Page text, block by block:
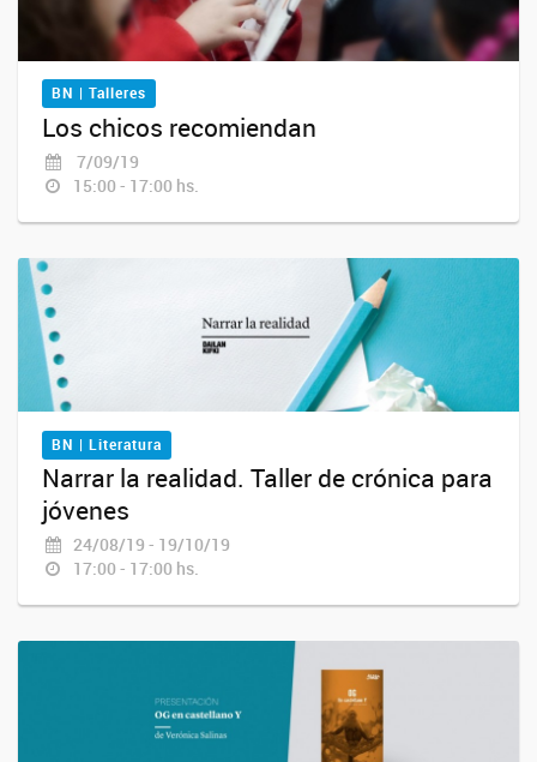
BN | Talleres
Los chicos recomiendan
7/09/19
15:00 - 17:00 hs.
BN | Literatura
Narrar la realidad. Taller de crónica para
jóvenes
24/08/19 - 19/10/19
17:00 - 17:00 hs.